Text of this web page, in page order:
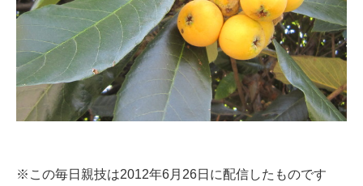
※この毎日親技は2012年6月26日に配信したものです